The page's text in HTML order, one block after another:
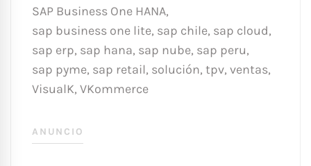
SAP Business One HANA,
sap business one lite, sap chile, sap cloud,
sap erp, sap hana, sap nube, sap peru,
sap pyme, sap retail, solución, tpv, ventas,
VisualK, VKommerce
ANUNCIO